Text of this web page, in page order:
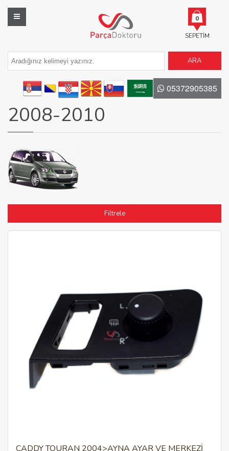
SEPETIM
0
ARA
05372905385
2008-2010
Filtrele
CADDY TOURAN 2004>AYNA AYAR VE MERKEZİ